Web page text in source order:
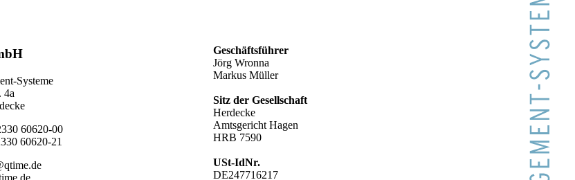
Systeme
4a
60620-00
60620-21
Geschäftsführer
Jörg Wronna
Markus Müller
Sitz der Gesellschaft
Herdecke
Amtsgericht Hagen
HRB 7590
USt-IdNr.
DE247716217